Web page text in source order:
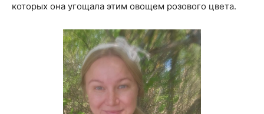
которых она угощала этим овощем розового цвета.